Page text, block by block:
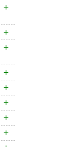
+
+
+
+
+
+
+
+